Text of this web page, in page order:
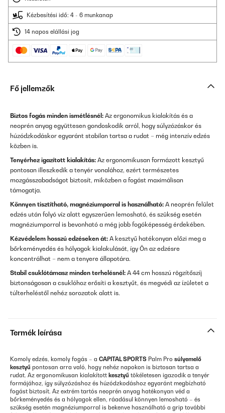
Kézbesítési idő: 4 - 6 munkanap
14 napos elállási jog
Fő jellemzők
Biztos fogás minden ismétlésnél: Az ergonomikus kialakítás és a
neoprén anyag együttesen gondoskodik arról, hogy súlyzózáskor és
húzódzkodáskor egyaránt stabilan tartsa a rudat – még intenzív edzés
közben is.
Tenyérhez igazított kialakítás: Az ergonomikusan formázott kesztyű
pontosan illeszkedik a tenyér vonalához, ezért természetes
mozgásszabadságot biztosít, miközben a fogást maximálisan
támogatja.
Könnyen tisztítható, magnéziumporral is használható: A neoprén felület
edzés után folyó víz alatt egyszerűen lemosható, és szükség esetén
magnéziumporral is bevonható a még jobb fogóképesség érdekében.
Kézvédelem hosszú edzéseken át: A kesztyű hatékonyan előzi meg a
bőrkeményedés és hólyagok kialakulását, így Ön az edzésre
koncentrálhat – nem a tenyere állapotára.
Stabil csuklótámasz minden terhelésnél: A 44 cm hosszú rögzítőszíj
biztonságosan a csuklóhoz erősíti a kesztyűt, és megvédi az ízületet a
túlterheléstől nehéz sorozatok alatt is.
Termék leírása
Komoly edzés, komoly fogás – a CAPITAL SPORTS Palm Pro súlyemelő
kesztyű pontosan arra való, hogy nehéz napokon is biztosan tartsa a
rudat. Az ergonomikusan kialakított kesztyű tökéletesen igazodik a tenyér
formájához, így súlyzózáshoz és húzódzkodáshoz egyaránt megbízható
fogást biztosít. Az extrém tartós neoprén anyag hatékonyan véd a
bőrkeményedés és a hólyagok ellen, ráadásul könnyen lemosható – és
szükség esetén magnéziumporral is bekenve használható a grip további